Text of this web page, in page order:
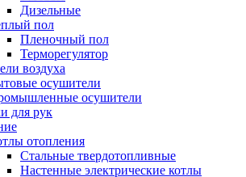
Дизельные
пол
Пленочный пол
Терморегулятор
воздуха
осушители
осушители
для рук
отопления
Стальные твердотопливные
Настенные электрические котлы